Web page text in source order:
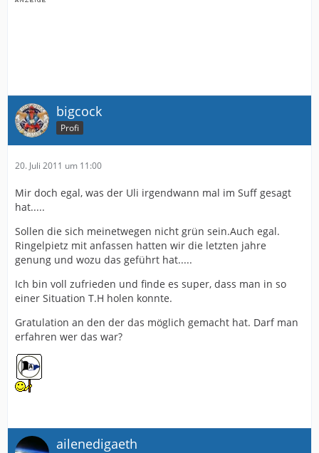
bigcock
Profi
20. Juli 2011 um 11:00
Mir doch egal, was der Uli irgendwann mal im Suff gesagt
hat.....
Sollen die sich meinetwegen nicht grün sein.Auch egal.
Ringelpietz mit anfassen hatten wir die letzten jahre
genung und wozu das geführt hat.....
Ich bin voll zufrieden und finde es super, dass man in so
einer Situation T.H holen konnte.
Gratulation an den der das möglich gemacht hat. Darf man
erfahren wer das war?
ailenedigaeth